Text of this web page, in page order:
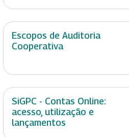
Escopos de Auditoria
Cooperativa
SiGPC - Contas Online:
acesso, utilização e
lançamentos